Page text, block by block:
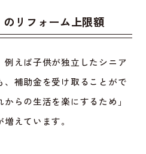
リフォーム上限額
えば子供が独立したシニア
補助金を受け取ることがで
らの生活を楽にするため」
えています。